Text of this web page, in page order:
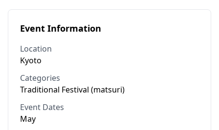
Event Information
Location
Kyoto
Categories
Traditional Festival (matsuri)
Event Dates
May